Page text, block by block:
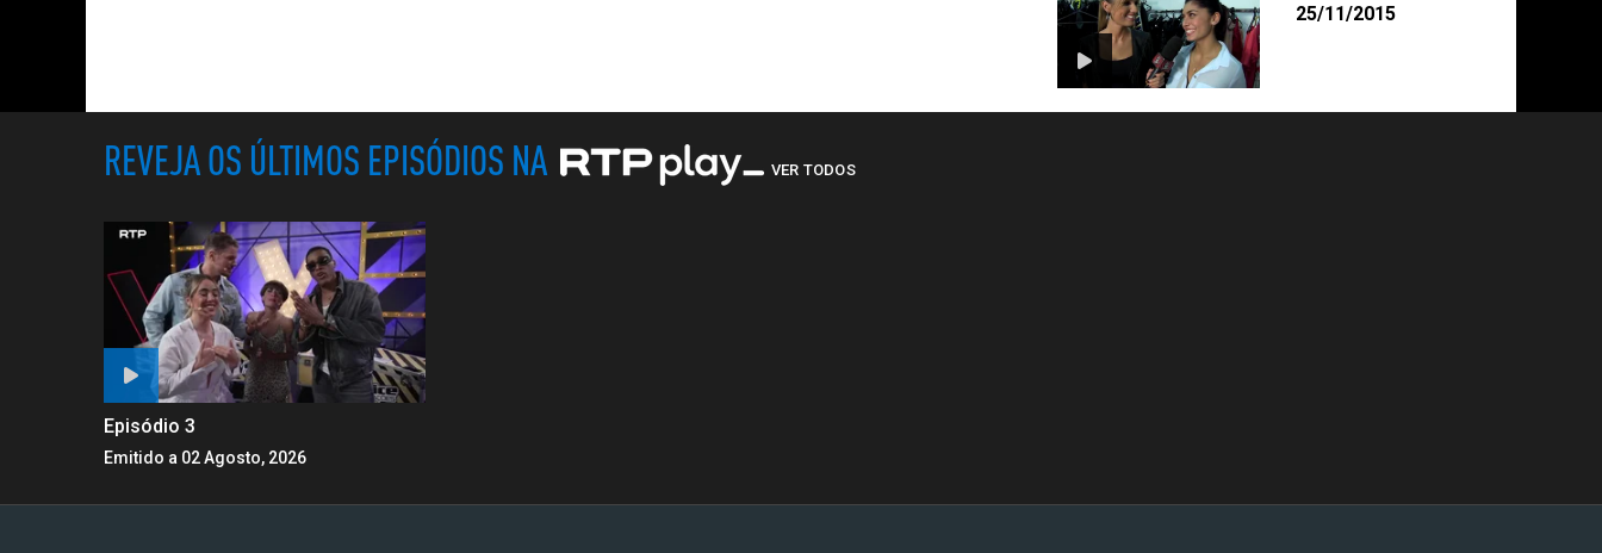
25/11/2015
REVEJA OS ÚLTIMOS EPISÓDIOS NA VER TODOS
Episódio 3
Emitido a 02 Agosto, 2026